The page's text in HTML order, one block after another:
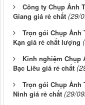
Công ty Chụp Ảnh
Giang giá rẻ chất (29/
Trọn gói Chụp Ảnh
Kạn giá rẻ chất lượng
Kinh nghiệm Chụp
Bạc Liêu giá rẻ chất
Trọn gói Chụp Ảnh
Ninh giá rẻ chất (29/